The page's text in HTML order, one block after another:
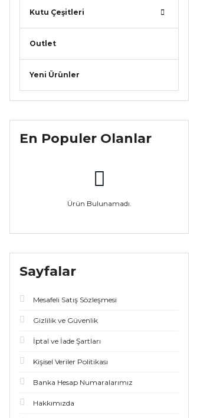
Kutu Çeşitleri
Outlet
Yeni Ürünler
En Populer Olanlar
Ürün Bulunamadı.
Sayfalar
Mesafeli Satış Sözleşmesi
Gizlilik ve Güvenlik
İptal ve İade Şartları
Kişisel Veriler Politikası
Banka Hesap Numaralarımız
Hakkımızda